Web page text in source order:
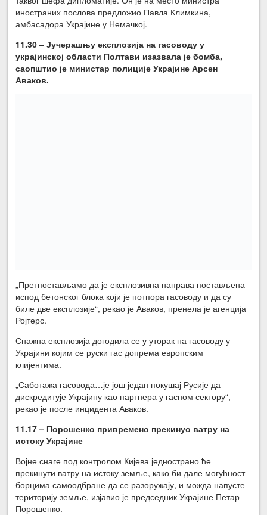
иностраних послова предложио Павла Климкина,
амбасадора Украјине у Немачкој.
11.30 – Јучерашњу експлозија на гасоводу у
украјинској области Полтави изазвала је бомба,
саопштио је министар полиције Украјине Арсен
Аваков.
„Претпостављамо да је експлозивна направа постављена
испод бетонског блока који је потпора гасоводу и да су
биле две експлозије“, рекао је Аваков, пренела је агенција
Ројтерс.
Снажна експлозија догодила се у уторак на гасоводу у
Украјини којим се руски гас допрема европским
клијентима.
„Саботажа гасовода…је још један покушај Русије да
дискредитује Украјину као партнера у гасном сектору“,
рекао је после инцидента Аваков.
11.17 – Порошенко привремено прекинуо ватру на
истоку Украјине
Војне снаге под контролом Кијева једнострано ће
прекинути ватру на истоку земље, како би дале могућност
борцима самоодбране да се разоружају, и можда напусте
територију земље, изјавио је председник Украјине Петар
Порошенко.